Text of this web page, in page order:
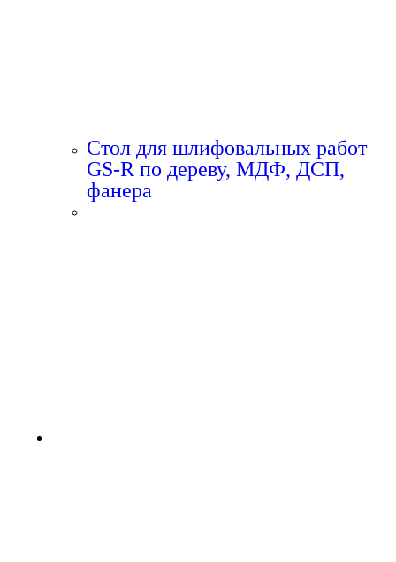
Стол для шлифовальных работ
GS-R по дереву, МДФ, ДСП,
фанера